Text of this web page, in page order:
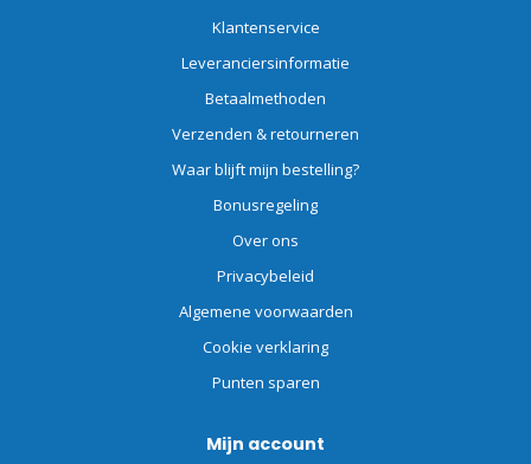
Klantenservice
Leveranciersinformatie
Betaalmethoden
Verzenden & retourneren
Waar blijft mijn bestelling?
Bonusregeling
Over ons
Privacybeleid
Algemene voorwaarden
Cookie verklaring
Punten sparen
Mijn account